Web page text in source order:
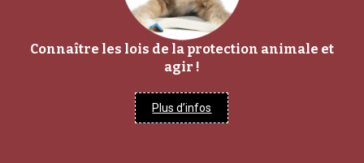
Connaître les lois de la protection animale et
agir !
Plus d’infos